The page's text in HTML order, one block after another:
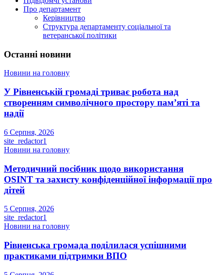
Про департамент
Керівництво
Структура департаменту соціальної та
ветеранської політики
Останні новини
Новини на головну
У Рівненській громаді триває робота над
створенням символічного простору пам’яті та
надії
6 Серпня, 2026
site_redactor1
Новини на головну
Методичний посібник щодо використання
OSINT та захисту конфіденційної інформації про
дітей
5 Серпня, 2026
site_redactor1
Новини на головну
Рівненська громада поділилася успішними
практиками підтримки ВПО